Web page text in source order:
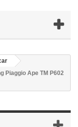
Piaggio Ape TM P602